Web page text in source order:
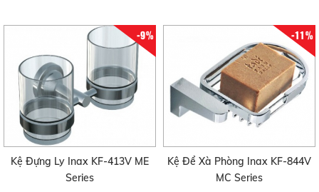
-9%
Kệ Đựng Ly Inax KF-413V ME
Series
-11%
Kệ Để Xà Phòng Inax KF-844V
MC Series